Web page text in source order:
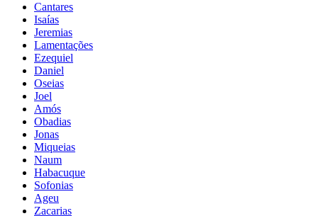
Cantares
Isaías
Jeremias
Lamentações
Ezequiel
Daniel
Oseias
Joel
Amós
Obadias
Jonas
Miqueias
Naum
Habacuque
Sofonias
Ageu
Zacarias